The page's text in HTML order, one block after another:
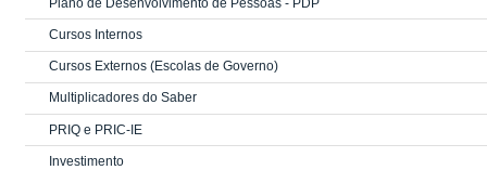
Plano de Desenvolvimento de Pessoas - PDP
Cursos Internos
Cursos Externos (Escolas de Governo)
Multiplicadores do Saber
PRIQ e PRIC-IE
Investimento